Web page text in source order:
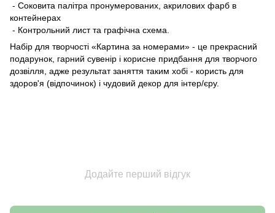
- Соковита палітра пронумерованих, акрилових фарб в
контейнерах
- Контрольний лист та графічна схема.
Набір для творчості «Картина за номерами» - це прекрасний
подарунок, гарний сувенір і корисне придбання для творчого
дозвілля, адже результат заняття таким хобі - користь для
здоров'я (відпочинок) і чудовий декор для інтер/єру.
Додайте перший відгук